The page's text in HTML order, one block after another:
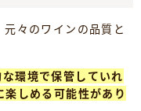
々のワインの品質と
環境で保管していれ
しめる可能性があり